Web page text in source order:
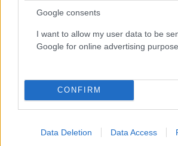
Google consents
I want to allow my user data to be
Google for online advertising
CONFIRM
Data Deletion Data Access
ΠΟΛΙΤΙΚΉ